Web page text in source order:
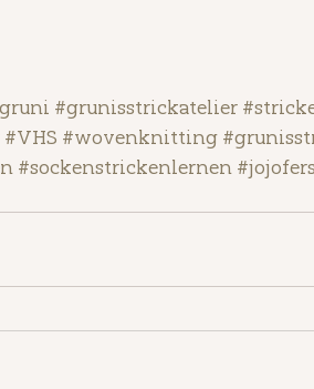
#grunisstrickatelier
#VHS #wovenknitting
#sockenstrickenlernen